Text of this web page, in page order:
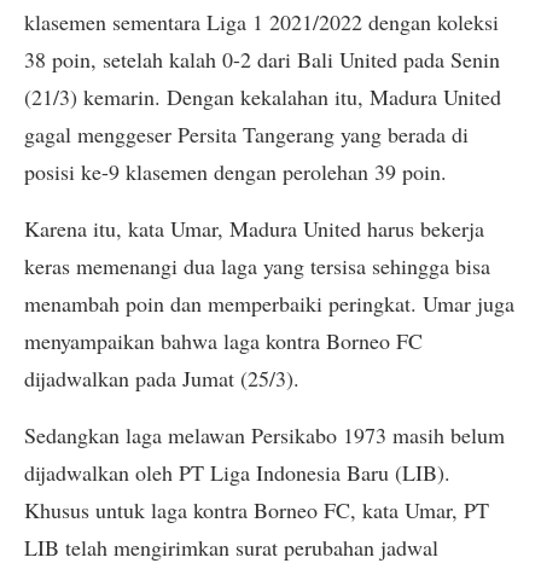
klasemen sementara Liga 1 2021/2022 dengan koleksi
38 poin, setelah kalah 0-2 dari Bali United pada Senin
(21/3) kemarin. Dengan kekalahan itu, Madura United
gagal menggeser Persita Tangerang yang berada di
posisi ke-9 klasemen dengan perolehan 39 poin.
Karena itu, kata Umar, Madura United harus bekerja
keras memenangi dua laga yang tersisa sehingga bisa
menambah poin dan memperbaiki peringkat. Umar juga
menyampaikan bahwa laga kontra Borneo FC
dijadwalkan pada Jumat (25/3).
Sedangkan laga melawan Persikabo 1973 masih belum
dijadwalkan oleh PT Liga Indonesia Baru (LIB).
Khusus untuk laga kontra Borneo FC, kata Umar, PT
LIB telah mengirimkan surat perubahan jadwal